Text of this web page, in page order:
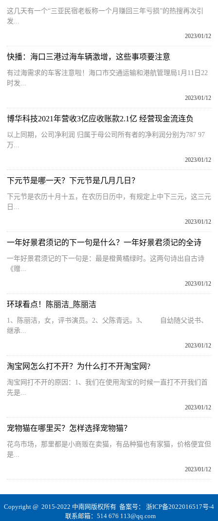
这几天有一个“三亚民宿老板称一个月赚回三年亏损”的热搜再次引
发...
2023/01/12
快播：海口三港过海车辆激增，这些事项要注意
有过海需求的车客注意啦！海口市交通运输和港航管理局1月11日22
时发...
2023/01/12
博华科技2021年营收3亿应收账款2.1亿 经营现金流连负
以上同期，公司净利润 归属于母公司所有者的净利润分别为787 97
万...
2023/01/12
下元节是哪一天？下元节是几月几日？
下元节是农历十月十五，在农历日历中，有规定上中下三元，这三元
日...
2023/01/12
一年好景君须记的下一句是什么？一年好景君须记的全诗
一年好景君须记的下一句是：最是橙黄橘绿时。这两句诗出自古诗
《赠...
2023/01/12
环球看点！陈丽洁_陈丽洁
1、陈丽洁，女，评书演员。2、父陈青远。3、 自幼随父说书、
继承...
2023/01/12
淘宝网怎么打不开？为什么打不开淘宝网?
淘宝网打不开的原因：1、我们在使用淘宝的时候一直打不开我们首
先是...
2023/01/12
宠物猫在哪里买？怎样选择宠物猫？
花鸟市场，那里都是小商贩在卖猫，有品种猫也有家猫，价格便宜但
是...
2023/01/12
Copyright @ 2015-2022 中南网版权所有 备案号： 浙ICP备2022016517号-4
联系邮箱：514 676 113@qq.com